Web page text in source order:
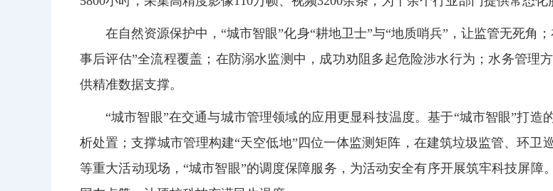
在自然资源保护中，“城市智眼”化身“耕地卫士”与“地质哨兵”，让监管无死角
事后评估”全流程覆盖；在防溺水监测中，成功劝阻多起危险涉水行为；水务管理
供精准数据支撑。
“城市智眼”在交通与城市管理领域的应用更显科技温度。基于“城市智眼”打
析处置；支撑城市管理构建“天空低地”四位一体监测矩阵，在建筑垃圾监管、环
等重大活动现场，“城市智眼”的调度保障服务，为活动安全有序开展筑牢科技屏